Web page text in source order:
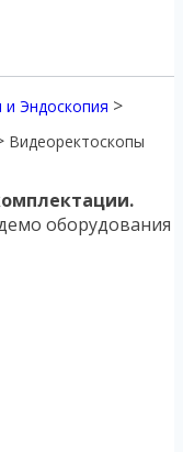
и Эндоскопия >
Видеоректоскопы
оборудования